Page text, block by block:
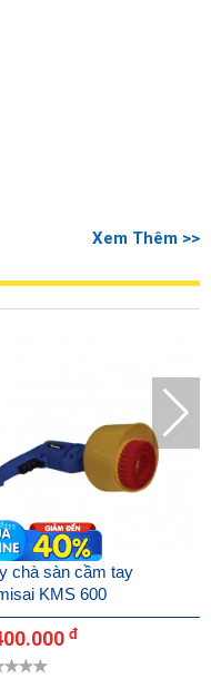
Xem Thêm >>
chà sàn cầm tay
KMS 600
đ